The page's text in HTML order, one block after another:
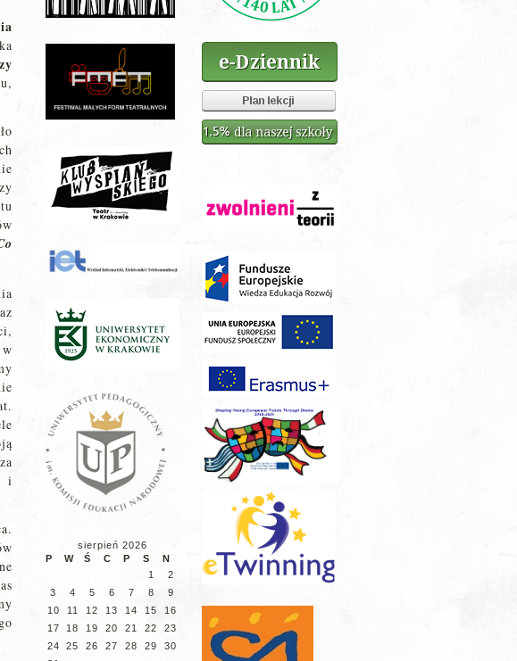
i
sierpień 2026
P
W Ś C P S
N
1
2
3
4 5 6 7 8
9
10
11 12 13 14 15
16
17
18 19 20 21 22
23
24
25 26 27 28 29
30